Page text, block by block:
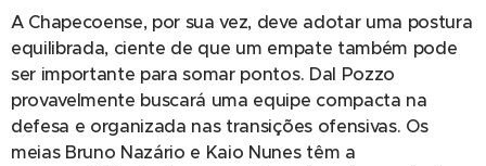
A Chapecoense, por sua vez, deve adotar uma postura
equilibrada, ciente de que um empate também pode
ser importante para somar pontos. Dal Pozzo
provavelmente buscará uma equipe compacta na
defesa e organizada nas transições ofensivas. Os
meias Bruno Nazário e Kaio Nunes têm a